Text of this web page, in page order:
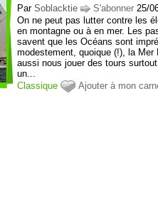
ParSoblacktie S'abonner 25/
On ne peut pas lutter contre les
en montagne ou à en mer. Les
savent que les Océans sont
modestement, quoique (!), la Mer
aussi nous jouer des tours
un...
Classique
Ajouter à mon